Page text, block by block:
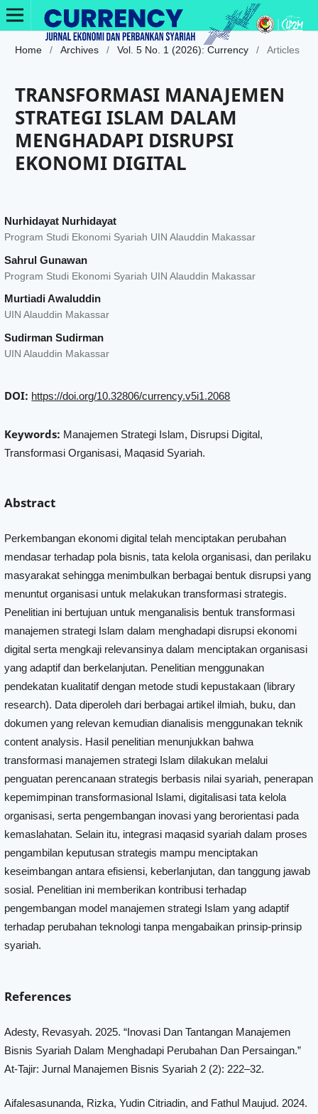
Home / Archives / Vol. 5 No. 1 (2026): Currency / Articles
TRANSFORMASI MANAJEMEN
STRATEGI ISLAM DALAM
MENGHADAPI DISRUPSI
EKONOMI DIGITAL
Nurhidayat Nurhidayat
Program Studi Ekonomi Syariah UIN Alauddin Makassar
Sahrul Gunawan
Program Studi Ekonomi Syariah UIN Alauddin Makassar
Murtiadi Awaluddin
UIN Alauddin Makassar
Sudirman Sudirman
UIN Alauddin Makassar
DOI: https://doi.org/10.32806/currency.v5i1.2068
Keywords: Manajemen Strategi Islam, Disrupsi Digital,
Transformasi Organisasi, Maqasid Syariah.
Abstract
Perkembangan ekonomi digital telah menciptakan perubahan
mendasar terhadap pola bisnis, tata kelola organisasi, dan perilaku
masyarakat sehingga menimbulkan berbagai bentuk disrupsi yang
menuntut organisasi untuk melakukan transformasi strategis.
Penelitian ini bertujuan untuk menganalisis bentuk transformasi
manajemen strategi Islam dalam menghadapi disrupsi ekonomi
digital serta mengkaji relevansinya dalam menciptakan organisasi
yang adaptif dan berkelanjutan. Penelitian menggunakan
pendekatan kualitatif dengan metode studi kepustakaan (library
research). Data diperoleh dari berbagai artikel ilmiah, buku, dan
dokumen yang relevan kemudian dianalisis menggunakan teknik
content analysis. Hasil penelitian menunjukkan bahwa
transformasi manajemen strategi Islam dilakukan melalui
penguatan perencanaan strategis berbasis nilai syariah, penerapan
kepemimpinan transformasional Islami, digitalisasi tata kelola
organisasi, serta pengembangan inovasi yang berorientasi pada
kemaslahatan. Selain itu, integrasi maqasid syariah dalam proses
pengambilan keputusan strategis mampu menciptakan
keseimbangan antara efisiensi, keberlanjutan, dan tanggung jawab
sosial. Penelitian ini memberikan kontribusi terhadap
pengembangan model manajemen strategi Islam yang adaptif
terhadap perubahan teknologi tanpa mengabaikan prinsip-prinsip
syariah.
References
Adesty, Revasyah. 2025. “Inovasi Dan Tantangan Manajemen
Bisnis Syariah Dalam Menghadapi Perubahan Dan Persaingan.”
At-Tajir: Jurnal Manajemen Bisnis Syariah 2 (2): 222–32.
Aifalesasunanda, Rizka, Yudin Citriadin, and Fathul Maujud. 2024.